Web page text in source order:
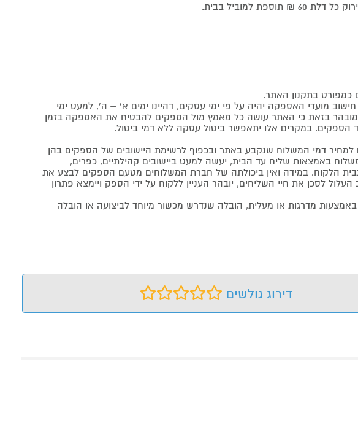
בבית.
בתקנון האתר.
מועדי האספקה יהיה על פי ימי עסקים, דהיינו ימים א' – ה', למעט ימי
מובהר בזאת כי האתר עושה כל מאמץ מול הספקים להבטיח את האספקה בזמן
הספקים. במקרים אלו יתאפשר ביטול עסקה ללא דמי ביטול.
דמי המשלוח שנקבע באתר ובכפוף לרשימת היישובים של הספקים בהן
באמצאות שליח עד הבית, יעשה למעט ביישובים קהילתיים, כפרים,
בבית הלקוח. במידה ואין ביכולתה של חברת המשלוחים מטעם הספקים לבצע את
לסכן את חיי השליחים, יובהר העניין ללקוח על ידי הספק ויימצא פתרון
מדרגות או מעלית, הובלה שנדרש מכשור מיוחד לביצועה או הובלה
דירוג גולשים